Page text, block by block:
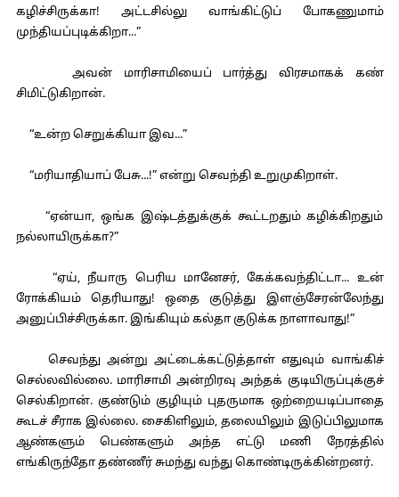
கழிச்சிருக்கா! அட்டசில்லு வாங்கிட்டுப் போகணுமாம்
முந்தியப்புடிக்கிறா...”
அவன் மாரிசாமியைப் பார்த்து விரசமாகக் கண்
சிமிட்டுகிறான்.
“உன்ற செறுக்கியா இவ...”
“மரியாதியாப் பேசு...!” என்று செவந்தி உறுமுகிறாள்.
“ஏன்யா, ஒங்க இஷ்டத்துக்குக் கூட்டறதும் கழிக்கிறதும்
நல்லாயிருக்கா?”
“ஏய், நீயாரு பெரிய மானேசர், கேக்கவந்திட்டா... உன்
ரோக்கியம் தெரியாது! ஒதை குடுத்து இளஞ்சேரன்லேந்து
அனுப்பிச்சிருக்கா. இங்கியும் கல்தா குடுக்க நாளாவாது!”
செவந்து அன்று அட்டைக்கட்டுத்தாள் எதுவும் வாங்கிச்
செல்லவில்லை. மாரிசாமி அன்றிரவு அந்தக் குடியிருப்புக்குச்
செல்கிறான். குண்டும் குழியும் புதருமாக ஒற்றையடிப்பாதை
கூடச் சீராக இல்லை. சைகிளிலும், தலையிலும் இடுப்பிலுமாக
ஆண்களும் பெண்களும் அந்த எட்டு மணி நேரத்தில்
எங்கிருந்தோ தண்ணீர் சுமந்து வந்து கொண்டிருக்கின்றனர்.